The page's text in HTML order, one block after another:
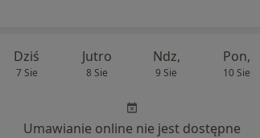
Dziś
7 Sie
Jutro
8 Sie
Ndz,
9 Sie
Pon,
10 Sie
Umawianie online nie jest dostępne